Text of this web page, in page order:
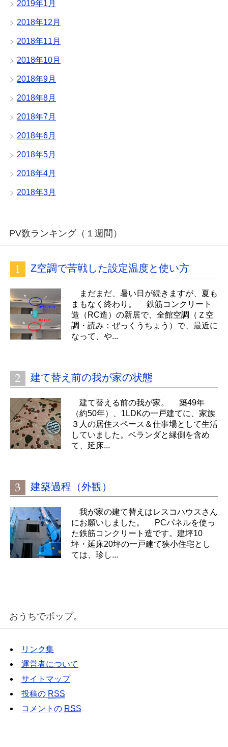
2019年1月
2018年12月
2018年11月
2018年10月
2018年9月
2018年8月
2018年7月
2018年6月
2018年5月
2018年4月
2018年3月
PV数ランキング（１週間）
Z空調で苦戦した設定温度と使い方
まだまだ、暑い日が続きますが、夏も
まもなく終わり。 鉄筋コンクリート
造（RC造）の新居で、全館空調（Ｚ空
調・読み：ぜっくうちょう）で、最近に
なって、や...
建て替え前の我が家の状態
建て替える前の我が家。 築49年
（約50年）、1LDKの一戸建てに、家族
３人の居住スペース＆仕事場として生活
していました。ベランダと縁側を含め
て、延床...
建築過程（外観）
我が家の建て替えはレスコハウスさん
にお願いしました。 PCパネルを使っ
た鉄筋コンクリート造です。建坪10
坪・延床20坪の一戸建て狭小住宅とし
ては、珍し...
おうちでポップ。
リンク集
運営者について
サイトマップ
投稿の RSS
コメントの RSS